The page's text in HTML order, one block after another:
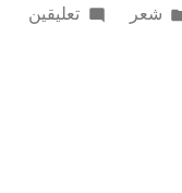
نُشر
شعر تعليقين